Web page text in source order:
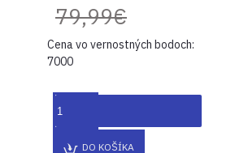
79,99€
Cena vo vernostných bodoch:
7000
DO KOŠÍKA